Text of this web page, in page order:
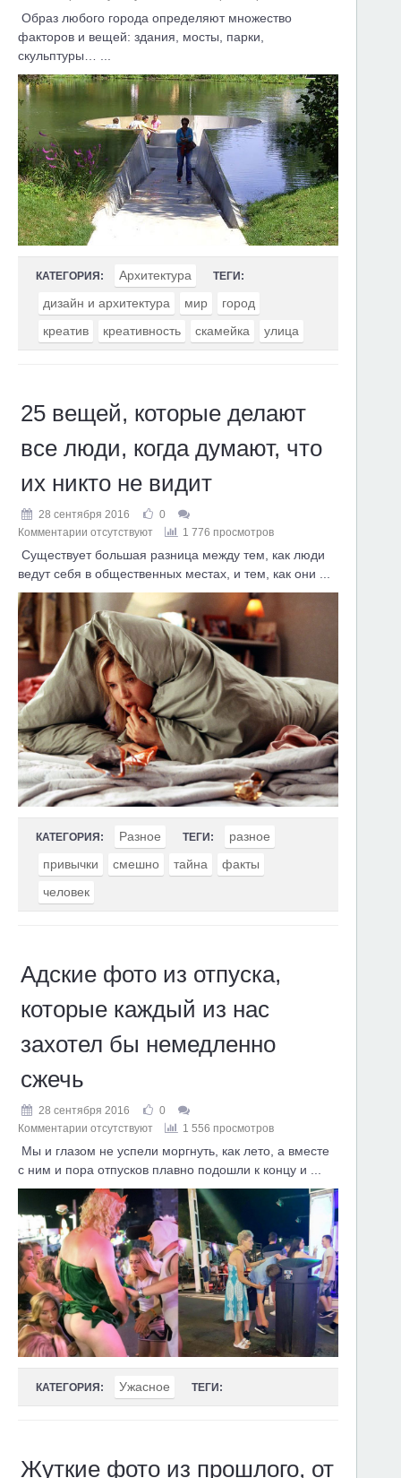
Образ любого города определяют множество
факторов и вещей: здания, мосты, парки,
скульптуры… ...
КАТЕГОРИЯ: Архитектура ТЕГИ:
дизайн и архитектура мир
город
креатив
креативность скамейка улица
25 вещей, которые делают
все люди, когда думают, что
их никто не видит
28 сентября 2016
0
Комментарии отсутствуют
1 776 просмотров
Существует большая разница между тем, как люди
ведут себя в общественных местах, и тем, как они ...
КАТЕГОРИЯ: Разное ТЕГИ:
разное
привычки
смешно тайна
факты
человек
Адские фото из отпуска,
которые каждый из нас
захотел бы немедленно
сжечь
28 сентября 2016
0
Комментарии отсутствуют
1 556 просмотров
Мы и глазом не успели моргнуть, как лето, а вместе
с ним и пора отпусков плавно подошли к концу и ...
КАТЕГОРИЯ: Ужасное ТЕГИ:
Жуткие фото из прошлого, от